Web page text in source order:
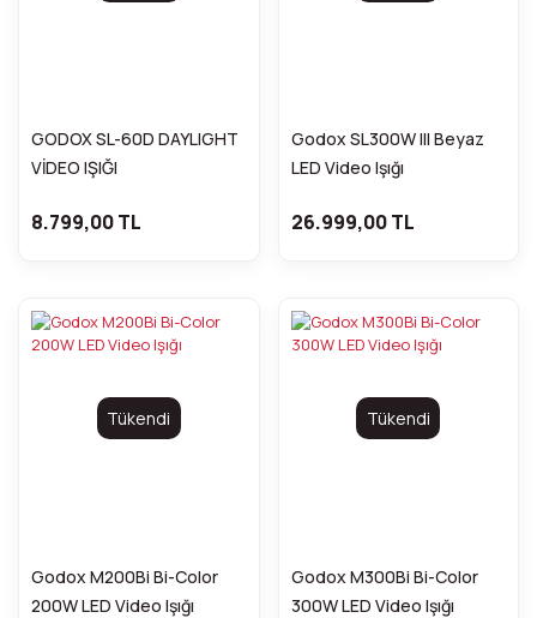
GODOX SL-60D DAYLIGHT
VİDEO IŞIĞI
8.799,00 TL
Godox SL300W III Beyaz
LED Video Işığı
26.999,00 TL
Tükendi
Godox M200Bi Bi-Color
200W LED Video Işığı
Tükendi
Godox M300Bi Bi-Color
300W LED Video Işığı